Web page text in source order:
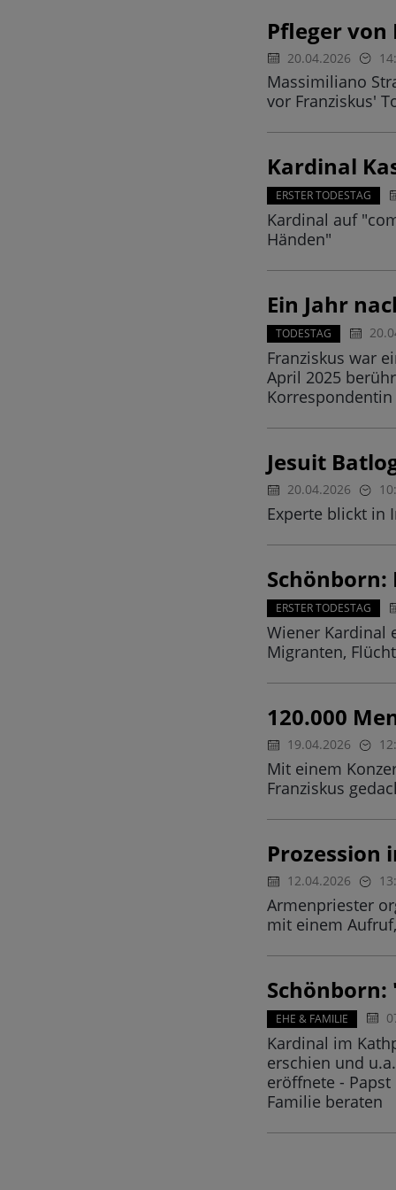
Pfleger von
20.04.2026
Massimiliano
vor Franziskus'
Kardinal
ERSTER TODESTAG
Kardinal auf
Händen"
Ein Jahr
TODESTAG
Franziskus war
April 2025
Jesuit
20.04.2026
Experte blickt in
ERSTER TODESTAG
Wiener Kardinal
Migranten,
120.000
19.04.2026
Mit einem
Franziskus
Prozession
12.04.2026
Armenpriester
mit einem
EHE & FAMILIE
Kardinal im
erschien und
eröffnete -
Familie beraten